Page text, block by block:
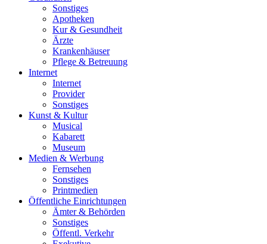
Sonstiges
Apotheken
Kur & Gesundheit
Ärzte
Krankenhäuser
Pflege & Betreuung
Internet
Internet
Provider
Sonstiges
Kunst & Kultur
Musical
Kabarett
Museum
Medien & Werbung
Fernsehen
Sonstiges
Printmedien
Öffentliche Einrichtungen
Ämter & Behörden
Sonstiges
Öffentl. Verkehr